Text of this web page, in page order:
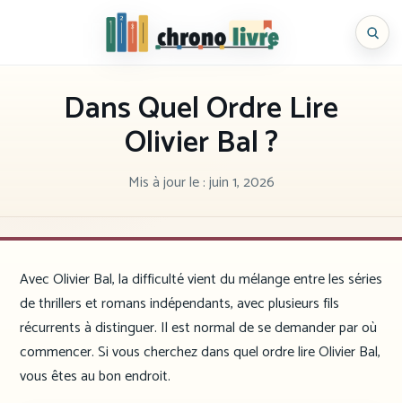
Chronolivre
Dans Quel Ordre Lire
Olivier Bal ?
Mis à jour le :juin 1, 2026
Avec Olivier Bal, la difficulté vient du mélange entre les séries
de thrillers et romans indépendants, avec plusieurs fils
récurrents à distinguer. Il est normal de se demander par où
commencer. Si vous cherchez dans quel ordre lire Olivier Bal,
vous êtes au bon endroit.